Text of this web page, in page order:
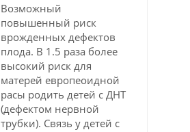
Возможный
повышенный риск
врожденных дефектов
плода. В 1.5 раза более
высокий риск для
матерей европеоидной
расы родить детей с ДНТ
(дефектом нервной
трубки). Связь у детей с